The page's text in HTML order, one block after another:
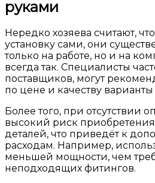
руками
Нередко хозяева считают,
установку сами, они
только на работе, но и на
всегда так. Специалисты
поставщиков, могут
по цене и качеству
Более того, при отсутствии
высокий риск
деталей, что приведёт к
расходам. Например,
меньшей мощности, чем
неподходящих фитингов.